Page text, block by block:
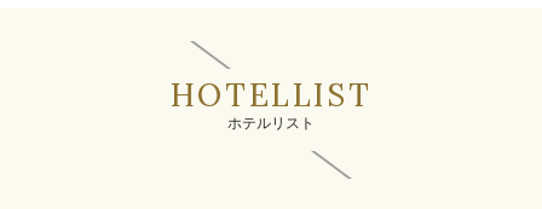
HOTELLIST
ホテルリスト